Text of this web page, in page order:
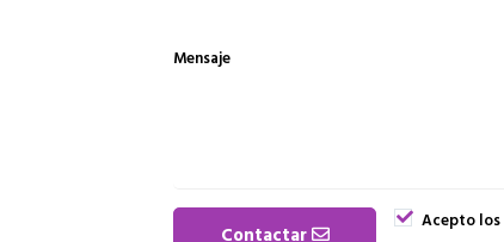
Mensaje
Acepto los
Contactar